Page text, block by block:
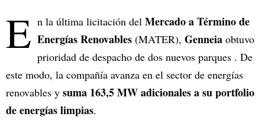
E n la última licitación del Mercado a Término de
Energías Renovables (MATER), Genneia obtuvo
prioridad de despacho de dos nuevos parques . De
este modo, la compañía avanza en el sector de energías
renovables y suma 163,5 MW adicionales a su portfolio
de energías limpias.